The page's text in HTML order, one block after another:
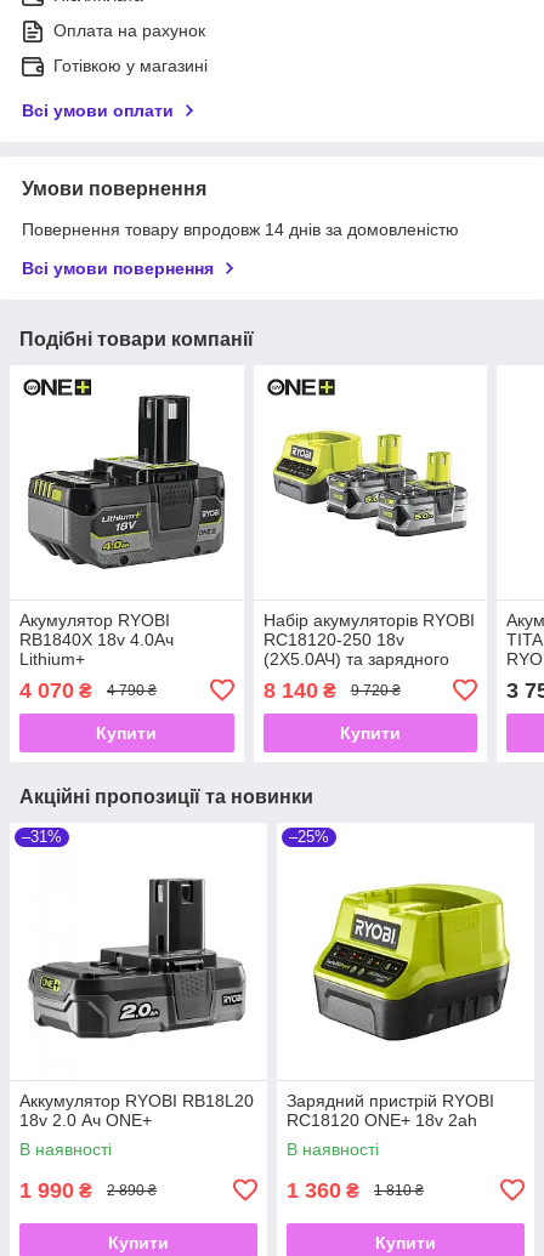
Оплата на рахунок
Готівкою у магазині
Всі умови оплати
Умови повернення
Повернення товару впродовж 14 днів за домовленістю
Всі умови повернення
Подібні товари компанії
Акумулятор RYOBI
RB1840X 18v 4.0Ач
Lithium+
4 070 ₴ 4 790 ₴
Купити
Набір акумуляторів RYOBI
RC18120-250 18v
(2Х5.0АЧ) та зарядного
8 140₴ 9 720 ₴
Купити
3
Акційні пропозиції та новинки
–31%
Аккумулятор RYOBI RB18L20
18v 2.0 Ач ONE+
В наявності
1 990 ₴ 2 890 ₴
Купити
–25%
Зарядний пристрій RYOBI
RC18120 ONE+ 18v 2ah
В наявності
1 360 ₴ 1 810 ₴
Купити